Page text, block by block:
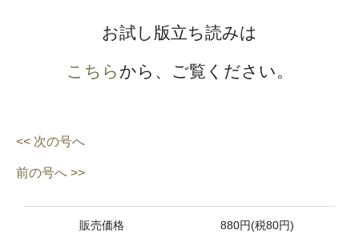
お試し版立ち読みは
こちら から、ご覧ください。
<< 次の号へ
前の号へ >>
販売価格 880円(税80円)